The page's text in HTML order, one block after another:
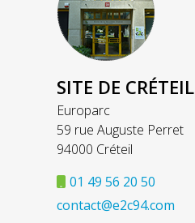
SITE DE CRÉTEIL
Europarc
59 rue Auguste Perret
94000 Créteil
01 49 56 20 50
contact@e2c94.com